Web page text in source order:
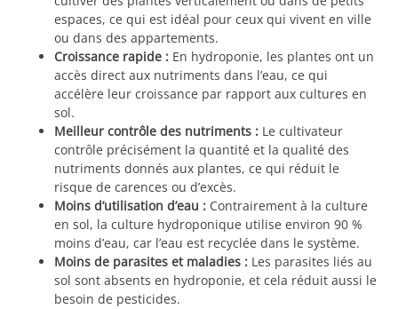
espaces, ce qui est idéal pour ceux qui vivent en ville
ou dans des appartements.
Croissance rapide : En hydroponie, les plantes ont un
accès direct aux nutriments dans l’eau, ce qui
accélère leur croissance par rapport aux cultures en
sol.
Meilleur contrôle des nutriments : Le cultivateur
contrôle précisément la quantité et la qualité des
nutriments donnés aux plantes, ce qui réduit le
risque de carences ou d’excès.
Moins d’utilisation d’eau : Contrairement à la culture
en sol, la culture hydroponique utilise environ 90 %
moins d’eau, car l’eau est recyclée dans le système.
Moins de parasites et maladies : Les parasites liés au
sol sont absents en hydroponie, et cela réduit aussi le
besoin de pesticides.